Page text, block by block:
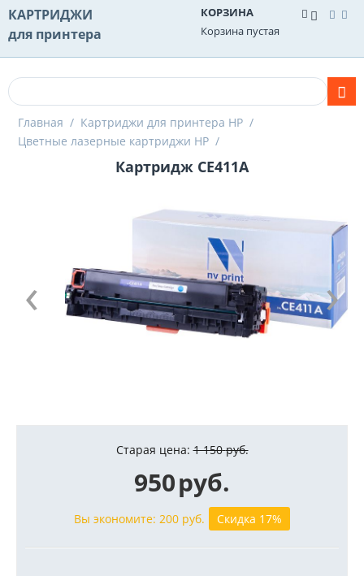
КАРТРИДЖИ
для принтера
КОРЗИНА
Корзина пустая
Главная / Картриджи для принтера HP /
Цветные лазерные картриджи HP /
Картридж CE411A
Старая цена: 1 150 руб.
950руб.
Вы экономите: 200 руб. Скидка 17%